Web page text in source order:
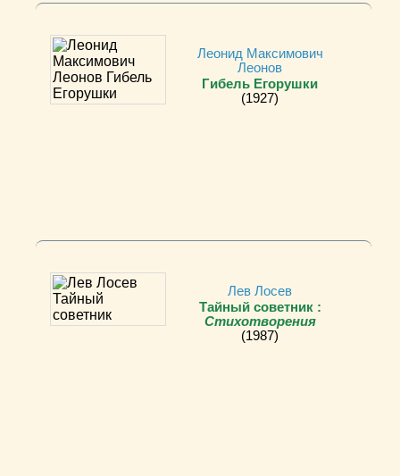
Леонид Максимович
Леонов
Гибель Егорушки
(1927)
Лев Лосев
Тайный советник :
Стихотворения
(1987)